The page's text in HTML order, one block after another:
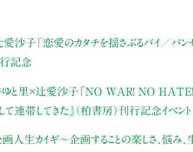
愛沙子 「恋愛のカタチを揺さぶるバイ／パン
行記念
と里×辻愛沙子 「NO WAR! NO HATE!
して連帯してきた』（柏書房）刊行記念イベント
画人生カイギ～企画することの楽しさ、悩み、